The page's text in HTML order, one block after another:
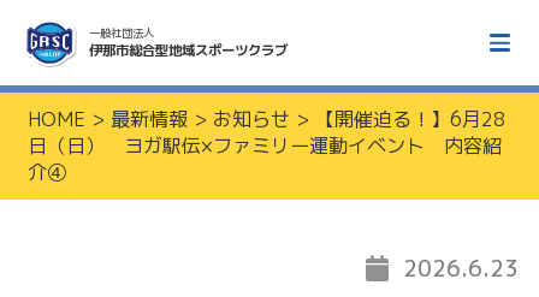
一般社団法人
伊那市総合型地域スポーツクラブ
HOME > 最新情報> お知らせ >
【開催迫る！】6月28
日（日） ヨガ駅伝×ファミリー運動イベント 内容紹
介④
2026.6.23